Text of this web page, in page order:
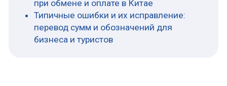
В основе любой разговорной путаницы
лежит простая мысль: есть название
валюты как института и есть название